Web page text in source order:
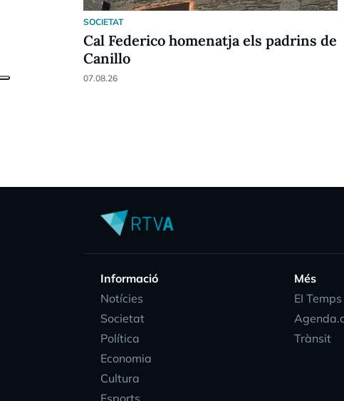
SOCIETAT
Cal Federico homenatja els padrins de
Canillo
07.08.26
Informació
Notícies
Societat
Política
Economia
Cultura
Més
EI Temps
Trànsit